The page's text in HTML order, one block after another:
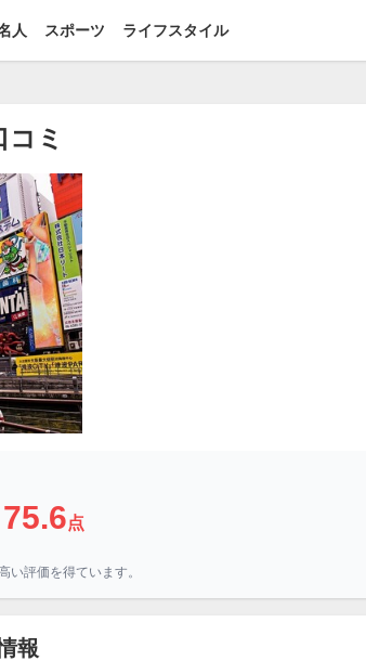
人 スポーツ ライフスタイル
ミ
75.6点
い評価を得ています。
報